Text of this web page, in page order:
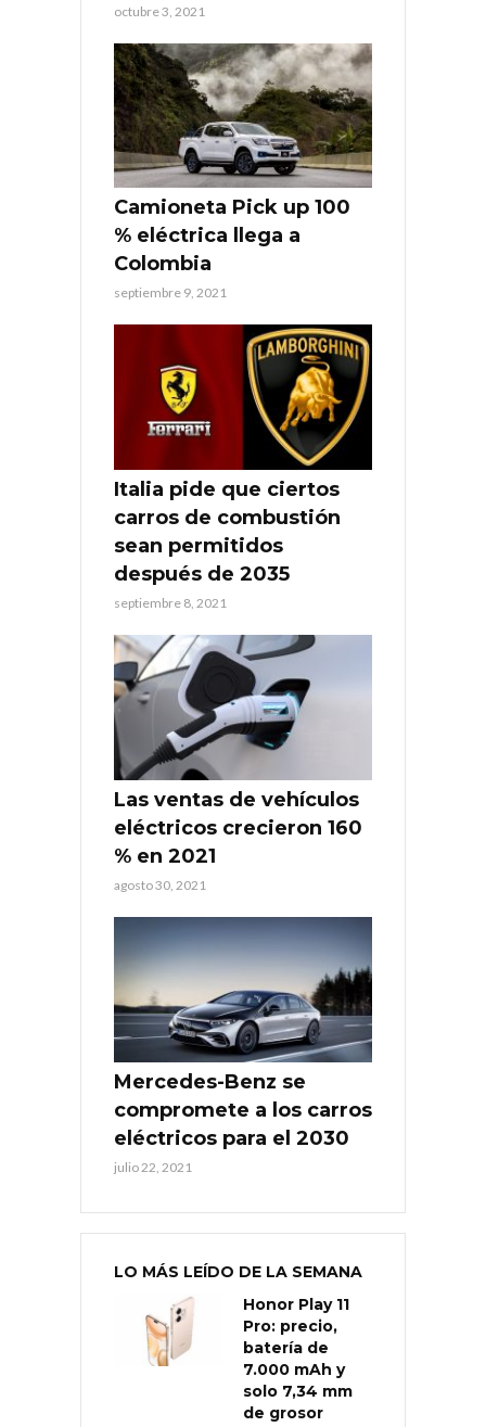
octubre 3, 2021
Camioneta Pick up 100
% eléctrica llega a
Colombia
septiembre 9, 2021
Italia pide que ciertos
carros de combustión
sean permitidos
después de 2035
septiembre 8, 2021
Las ventas de vehículos
eléctricos crecieron 160
% en 2021
agosto 30, 2021
Mercedes-Benz se
compromete a los carros
eléctricos para el 2030
julio 22, 2021
LO MÁS LEÍDO DE LA SEMANA
Honor Play 11
Pro: precio,
batería de
7.000 mAh y
solo 7,34 mm
de grosor